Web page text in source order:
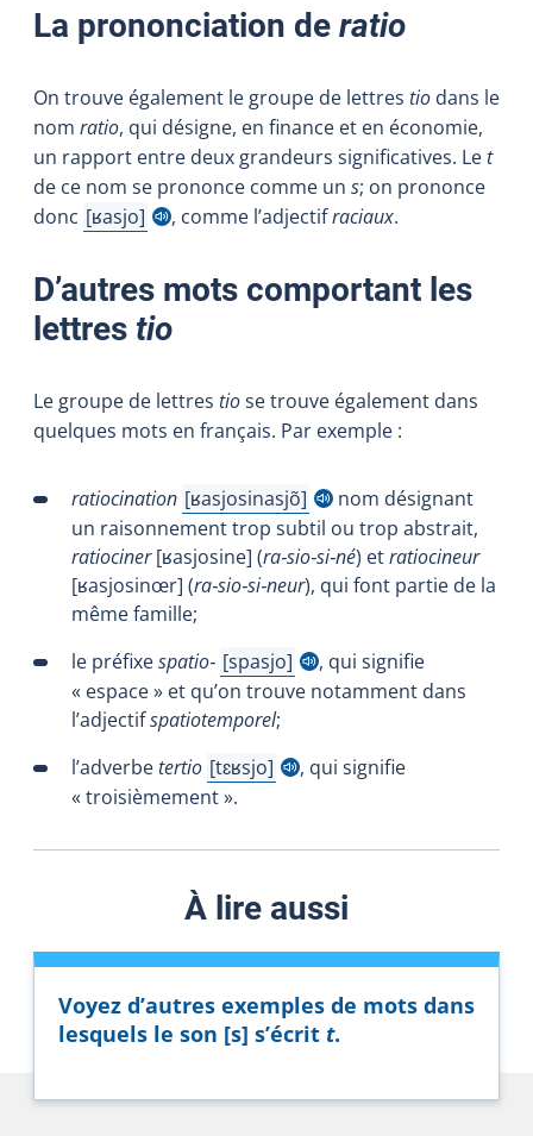
La prononciation de ratio
On trouve également le groupe de lettres tio dans le
nom ratio, qui désigne, en finance et en économie,
un rapport entre deux grandeurs significatives. Let
de ce nom se prononce comme un s; on prononce
donc ʁasjo
Afficher l'infobulle
, comme l’adjectifraciaux.
D’autres mots comportant les
lettres tio
Le groupe de lettres tiose trouve également dans
quelques mots en français. Par exemple :
ratiocination ʁasjosinasjõ
Afficher l'infobullenom désignant
un raisonnement trop subtil ou trop abstrait,
ratiociner[ʁasjosine] (ra‑sio‑si‑né) etratiocineur
[ʁasjosinœr] (ra‑sio‑si‑neur), qui font partie de la
même famille;
le préfixespatio‑ spasjo
Afficher l'infobulle
, qui signifie
« espace » et qu’on trouve notamment dans
l’adjectifspatiotemporel;
l’adverbetertio tɛʁsjo
Afficher l'infobulle
, qui signifie
« troisièmement ».
À lire aussi
Voyez d’autres exemples de mots dans
lesquels le son [s] s’écrit t.